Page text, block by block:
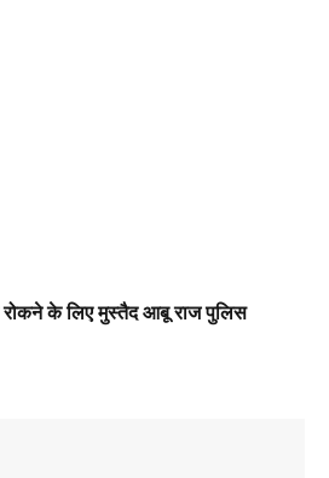
रोकने के लिए मुस्तैद आबू राज पुलिस